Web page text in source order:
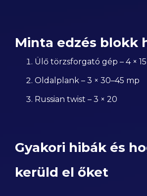
Minta edzés blokk
Ülő törzsforgató gép – 4 × 15
Oldalplank – 3 × 30–45 mp
Russian twist – 3 × 20
Gyakori hibák és
kerüld el őket